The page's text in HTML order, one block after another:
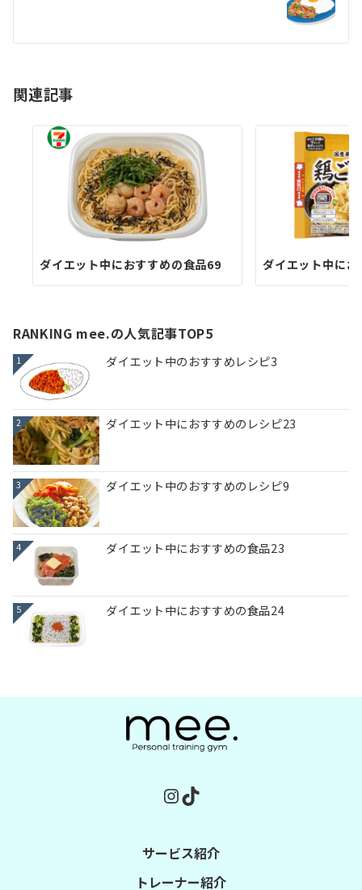
シ
ン
関連記事
ダイエット中におすすめの食品69 ダイエット中に
RANKING mee.の人気記事TOP5
1 ダイエット中のおすすめレシピ3
2 ダイエット中におすすめのレシピ23
3 ダイエット中のおすすめのレシピ9
4 ダイエット中におすすめの食品23
5 ダイエット中におすすめの食品24
Instagram
TikTok
サービス紹介
トレーナー紹介